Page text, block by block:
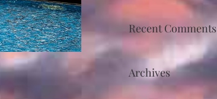
Recent Comments
Archives